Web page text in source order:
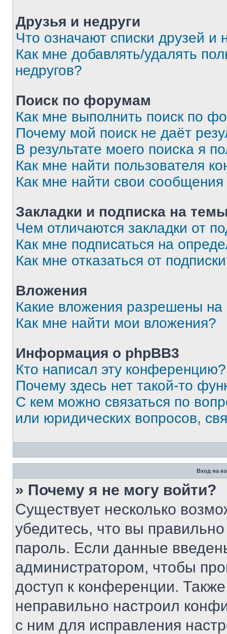
Друзья и недруги
Что означают списки друзей и
Как мне добавлять/удалять
недругов?
Поиск по форумам
Как мне выполнить поиск по
Почему мой поиск не даёт
В результате моего поиска я
Как мне найти пользователя
Как мне найти свои
Закладки и подписка на
Чем отличаются закладки от
Как мне подписаться на
Как мне отказаться от
Вложения
Какие вложения разрешены
Как мне найти мои вложения?
Информация о phpBB3
Кто написал эту конференцию?
Почему здесь нет такой-то
С кем можно связаться по
или юридических вопросов,
Вход на
» Почему я не могу войти?
Существует несколько
убедитесь, что вы
пароль. Если данные
администратором, чтобы
доступ к конференции.
неправильно настроил
с ним для исправления